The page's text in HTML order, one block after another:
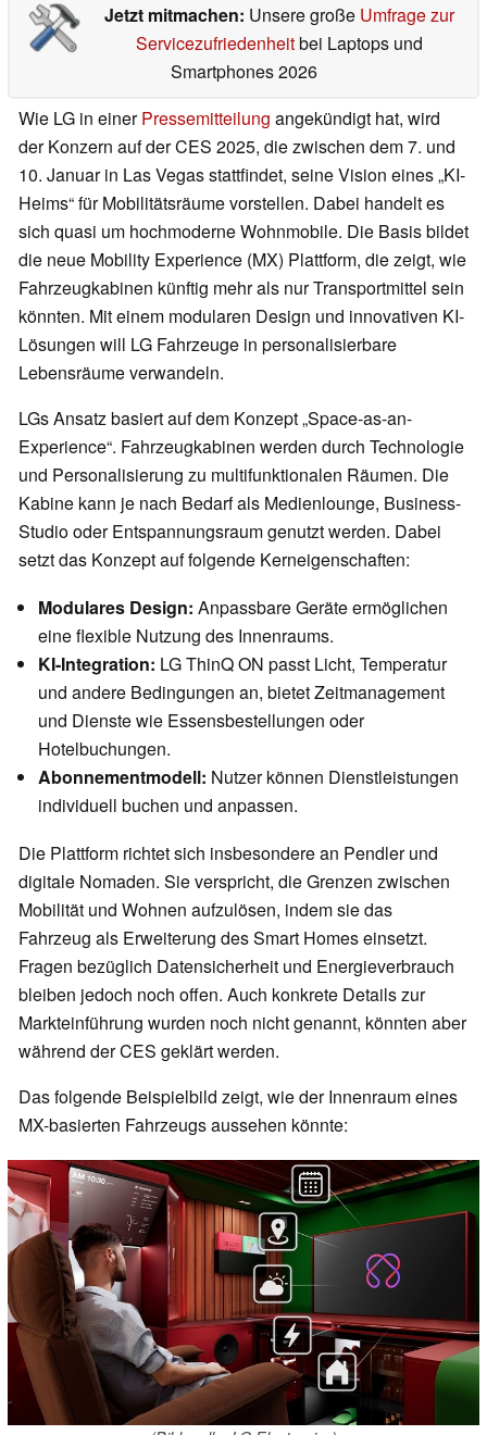
Jetzt mitmachen: Unsere große Umfrage zur
Servicezufriedenheitbei Laptops und
Smartphones 2026
Wie LG in einerPressemitteilung angekündigt hat, wird
der Konzern auf der CES 2025, die zwischen dem 7. und
10. Januar in Las Vegas stattfindet, seine Vision eines „KI-
Heims“ für Mobilitätsräume vorstellen. Dabei handelt es
sich quasi um hochmoderne Wohnmobile. Die Basis bildet
die neue Mobility Experience (MX) Plattform, die zeigt, wie
Fahrzeugkabinen künftig mehr als nur Transportmittel sein
könnten. Mit einem modularen Design und innovativen KI-
Lösungen will LG Fahrzeuge in personalisierbare
Lebensräume verwandeln.
LGs Ansatz basiert auf dem Konzept „Space-as-an-
Experience“. Fahrzeugkabinen werden durch Technologie
und Personalisierung zu multifunktionalen Räumen. Die
Kabine kann je nach Bedarf als Medienlounge, Business-
Studio oder Entspannungsraum genutzt werden. Dabei
setzt das Konzept auf folgende Kerneigenschaften:
Modulares Design: Anpassbare Geräte ermöglichen
eine flexible Nutzung des Innenraums.
KI-Integration: LG ThinQ ON passt Licht, Temperatur
und andere Bedingungen an, bietet Zeitmanagement
und Dienste wie Essensbestellungen oder
Hotelbuchungen.
Abonnementmodell: Nutzer können Dienstleistungen
individuell buchen und anpassen.
Die Plattform richtet sich insbesondere an Pendler und
digitale Nomaden. Sie verspricht, die Grenzen zwischen
Mobilität und Wohnen aufzulösen, indem sie das
Fahrzeug als Erweiterung des Smart Homes einsetzt.
Fragen bezüglich Datensicherheit und Energieverbrauch
bleiben jedoch noch offen. Auch konkrete Details zur
Markteinführung wurden noch nicht genannt, könnten aber
während der CES geklärt werden.
Das folgende Beispielbild zeigt, wie der Innenraum eines
MX-basierten Fahrzeugs aussehen könnte: